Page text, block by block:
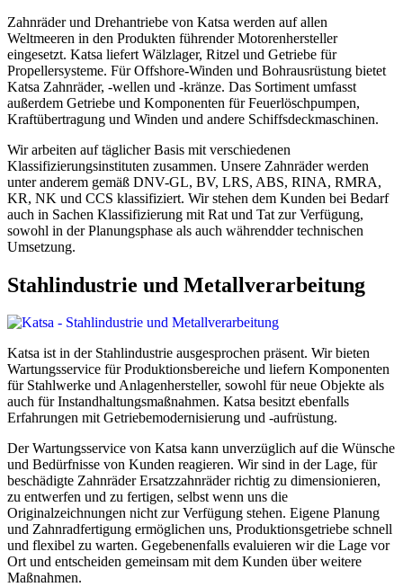
Zahnräder und Drehantriebe von Katsa werden auf allen
Weltmeeren in den Produkten führender Motorenhersteller
eingesetzt. Katsa liefert Wälzlager, Ritzel und Getriebe für
Propellersysteme. Für Offshore-Winden und Bohrausrüstung bietet
Katsa Zahnräder, -wellen und -kränze. Das Sortiment umfasst
außerdem Getriebe und Komponenten für Feuerlöschpumpen,
Kraftübertragung und Winden und andere Schiffsdeckmaschinen.
Wir arbeiten auf täglicher Basis mit verschiedenen
Klassifizierungsinstituten zusammen. Unsere Zahnräder werden
unter anderem gemäß DNV-GL, BV, LRS, ABS, RINA, RMRA,
KR, NK und CCS klassifiziert. Wir stehen dem Kunden bei Bedarf
auch in Sachen Klassifizierung mit Rat und Tat zur Verfügung,
sowohl in der Planungsphase als auch währendder technischen
Umsetzung.
Stahlindustrie und Metallverarbeitung
Katsa ist in der Stahlindustrie ausgesprochen präsent. Wir bieten
Wartungsservice für Produktionsbereiche und liefern Komponenten
für Stahlwerke und Anlagenhersteller, sowohl für neue Objekte als
auch für Instandhaltungsmaßnahmen. Katsa besitzt ebenfalls
Erfahrungen mit Getriebemodernisierung und -aufrüstung.
Der Wartungsservice von Katsa kann unverzüglich auf die Wünsche
und Bedürfnisse von Kunden reagieren. Wir sind in der Lage, für
beschädigte Zahnräder Ersatzzahnräder richtig zu dimensionieren,
zu entwerfen und zu fertigen, selbst wenn uns die
Originalzeichnungen nicht zur Verfügung stehen. Eigene Planung
und Zahnradfertigung ermöglichen uns, Produktionsgetriebe schnell
und flexibel zu warten. Gegebenenfalls evaluieren wir die Lage vor
Ort und entscheiden gemeinsam mit dem Kunden über weitere
Maßnahmen.